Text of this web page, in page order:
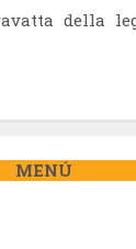
della
MENÚ